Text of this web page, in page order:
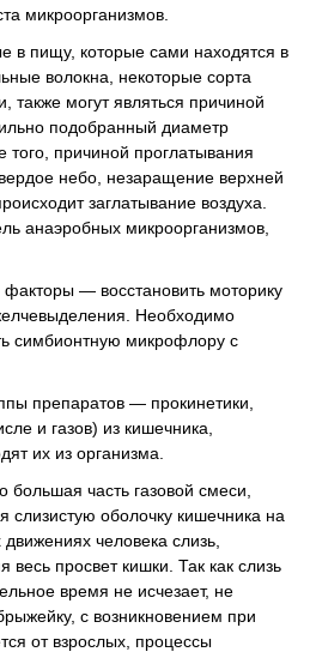
микроорганизмов.
в пищу, которые сами находятся в
волокна, некоторые сорта
могут являться причиной
подобранный диаметр
причиной проглатывания
небо, незаращение верхней
заглатывание воздуха.
анаэробных микроорганизмов,
— восстановить моторику
Необходимо
симбионтную микрофлору с
препаратов — прокинетики,
и газов) из кишечника,
их из организма.
часть газовой смеси,
оболочку кишечника на
человека слизь,
просвет кишки. Так как слизь
время не исчезает, не
с возникновением при
от взрослых, процессы